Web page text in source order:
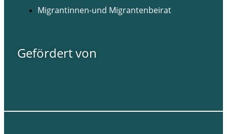
Migrantinnen-und Migrantenbeirat
Gefördert von